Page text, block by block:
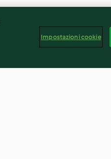
Impostazioni cookie